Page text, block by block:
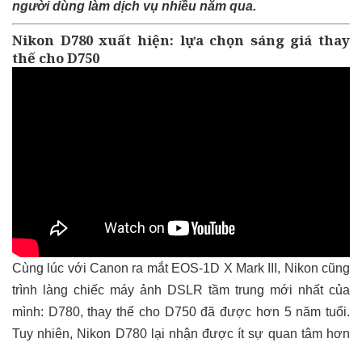
người dùng làm dịch vụ nhiều năm qua.
Nikon D780 xuất hiện: lựa chọn sáng giá thay
thế cho D750
Cùng lúc với Canon ra mắt EOS-1D X Mark III, Nikon cũng
trình làng chiếc máy ảnh DSLR tầm trung mới nhất của
mình: D780, thay thế cho D750 đã được hơn 5 năm tuổi.
Tuy nhiên, Nikon D780 lại nhận được ít sự quan tâm hơn